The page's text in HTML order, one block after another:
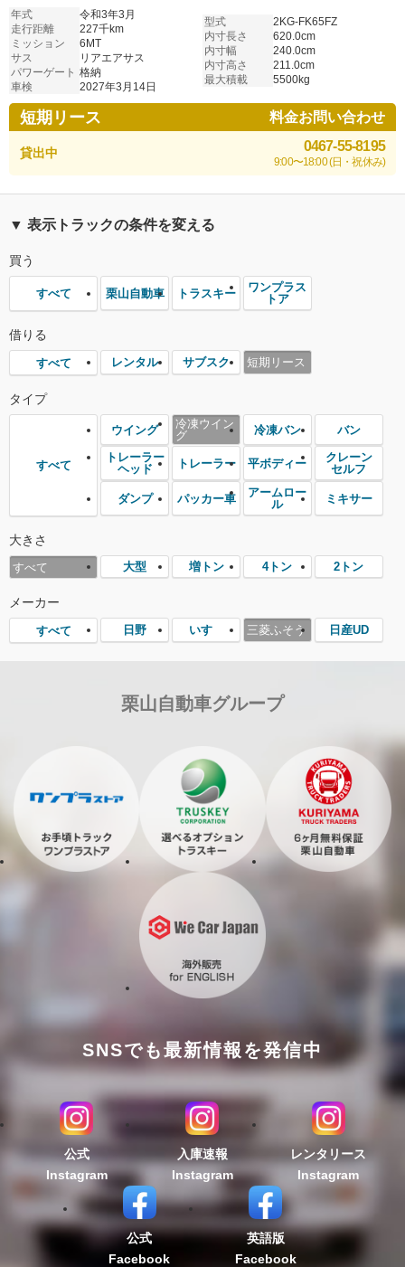
多数 アルミホイール 6速マニュアル 車検付き
年式
令和3年3月
走行距離
227千km
ミッション
6MT
サス
リアエアサス
パワーゲート 格納
車検
2027年3月14日
型式
2KG-FK65FZ
内寸長さ
620.0cm
内寸幅
240.0cm
内寸高さ
211.0cm
最大積載
5500kg
短期リース 料金お問い合わせ
貸出中 0467-55-8195
9:00〜18:00 (日・祝休み)
▼ 表示トラックの条件を変える
買う
すべて 栗山自動車 トラスキー
ワンプラス
トア
借りる
すべて レンタル サブスク 短期リース
タイプ
すべて
ウイング
冷凍ウイン
グ
冷凍バン バン
トレーラー
ヘッド
トレーラー 平ボディー
クレーン
セルフ
ダンプ パッカー車
アームロー
ル
ミキサー
大きさ
すべて 大型 増トン 4トン 2トン
メーカー
すべて 日野 いすゞ 三菱ふそう 日産UD
栗山自動車グループ
SNSでも最新情報を発信中
公式
Instagram
入庫速報
Instagram
レンタリース
Instagram
公式
Facebook
英語版
Facebook